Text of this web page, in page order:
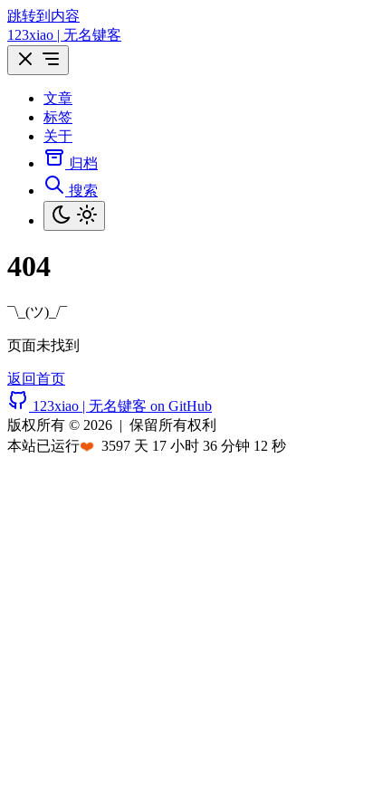
跳转到内容
123xiao | 无名键客
文章
标签
关于
归档
搜索
404
¯\_(ツ)_/¯
页面未找到
返回首页
123xiao | 无名键客 on GitHub
版权所有 © 2026 | 保留所有权利
本站已运行❤️ 3597 天 17 小时 36 分钟 12 秒